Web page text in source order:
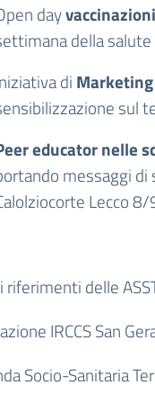
day
della salute
di
sul
educator nelle
messaggi di
Lecco
riferimenti delle
IRCCS San
Socio-Sanitaria